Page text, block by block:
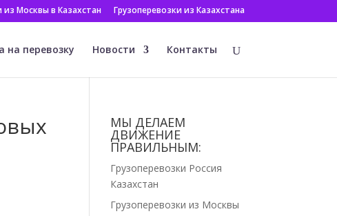
из Москвы в Казахстан Грузоперевозки из Казахстана
на перевозку Новости Контакты
МЫ ДЕЛАЕМ
ДВИЖЕНИЕ
ПРАВИЛЬНЫМ:
Грузоперевозки Россия
Казахстан
Грузоперевозки из Москвы